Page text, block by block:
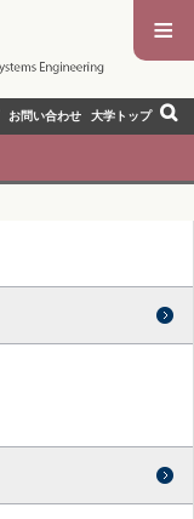
≡
お問い合わせ 大学トップ